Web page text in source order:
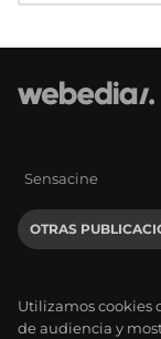
Sensacine
OTRAS
Utilizamos cookies
de audiencia y